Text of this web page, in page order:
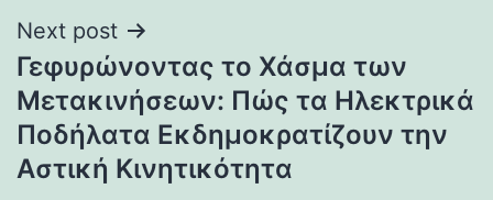
Next post
Γεφυρώνοντας το Χάσμα των
Μετακινήσεων: Πώς τα Ηλεκτρικά
Ποδήλατα Εκδημοκρατίζουν την
Αστική Κινητικότητα